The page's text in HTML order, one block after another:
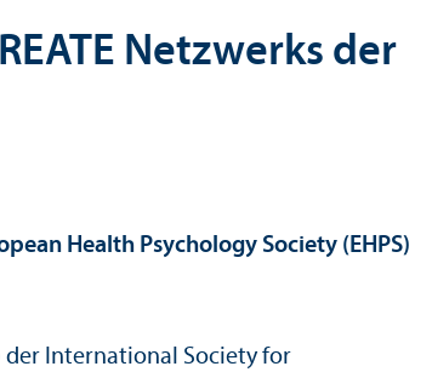
Netzwerks der
Health Psychology Society (EHPS)
der International Society for